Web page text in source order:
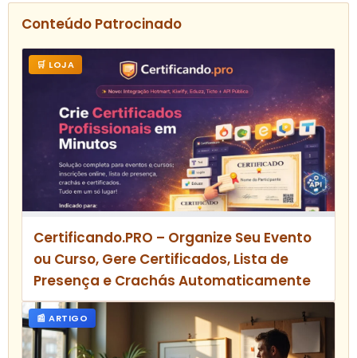
Conteúdo Patrocinado
🛒 LOJA
Certificando.PRO – Organize Seu Evento
ou Curso, Gere Certificados, Lista de
Presença e Crachás Automaticamente
📰 ARTIGO